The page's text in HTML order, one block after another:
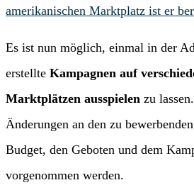
amerikanischen Marktplatz ist er
Es ist nun möglich, einmal in der
erstellte Kampagnen auf
Marktplätzen ausspielen zu
Änderungen an den zu
Budget, den Geboten und dem
vorgenommen werden.